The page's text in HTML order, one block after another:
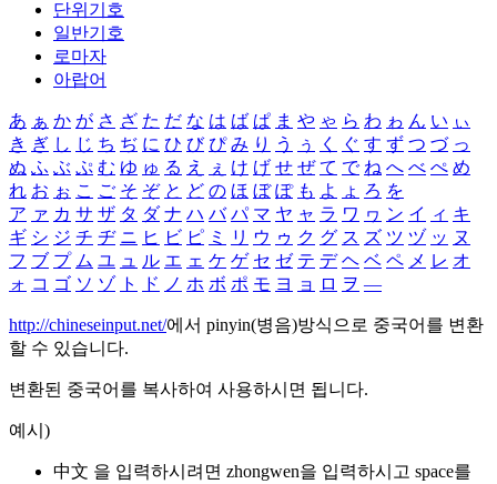
단위기호
일반기호
로마자
아랍어
あ ぁ か が さ ざ た だ な は ば ぱ ま や ゃ ら わ ゎ ん い ぃ
き ぎ し じ ち ぢ に ひ び ぴ み り う ぅ く ぐ す ず つ づ っ
ぬ ふ ぶ ぷ む ゆ ゅ る え ぇ け げ せ ぜ て で ね へ べ ぺ め
れ お ぉ こ ご そ ぞ と ど の ほ ぼ ぽ も よ ょ ろ を
ア ァ カ サ ザ タ ダ ナ ハ バ パ マ ヤ ャ ラ ワ ヮ ン イ ィ キ
ギ シ ジ チ ヂ ニ ヒ ビ ピ ミ リ ウ ゥ ク グ ス ズ ツ ヅ ッ ヌ
フ ブ プ ム ユ ュ ル エ ェ ケ ゲ セ ゼ テ デ ヘ ベ ペ メ レ オ
ォ コ ゴ ソ ゾ ト ド ノ ホ ボ ポ モ ヨ ョ ロ ヲ ―
http://chineseinput.net/에서 pinyin(병음)방식으로 중국어를 변환
할 수 있습니다.
변환된 중국어를 복사하여 사용하시면 됩니다.
예시)
中文 을 입력하시려면 zhongwen을 입력하시고 space를